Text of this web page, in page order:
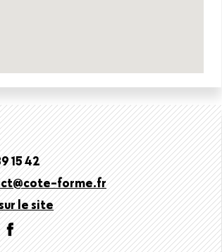
15 42
forme.fr
le site